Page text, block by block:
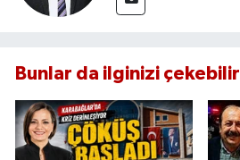
Bunlar da ilginizi çekebilir